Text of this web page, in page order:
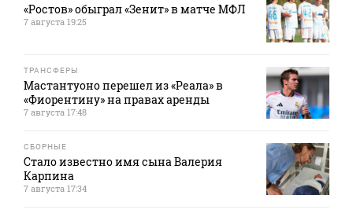
«Ростов» обыграл «Зенит» в матче МФЛ
7 августа 19:25
ТРАНСФЕРЫ
Мастантуоно перешел из «Реала» в
«Фиорентину» на правах аренды
7 августа 17:48
СБОРНЫЕ
Стало известно имя сына Валерия
Карпина
7 августа 17:34